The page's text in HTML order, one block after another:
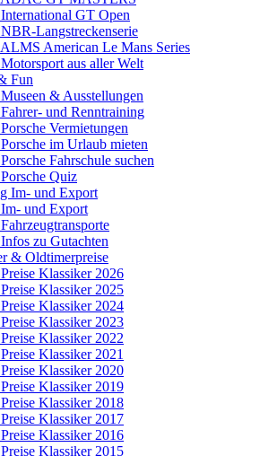
GT Open
Langstreckenserie
American Le Mans Series
aus aller Welt
Fun
& Ausstellungen
und Renntraining
Vermietungen
im Urlaub mieten
Fahrschule suchen
Quiz
Im- und Export
und Export
zu Gutachten
& Oldtimerpreise
Klassiker 2026
Klassiker 2025
Klassiker 2024
Klassiker 2023
Klassiker 2022
Klassiker 2021
Klassiker 2020
Klassiker 2019
Klassiker 2018
Klassiker 2017
Klassiker 2016
Klassiker 2015